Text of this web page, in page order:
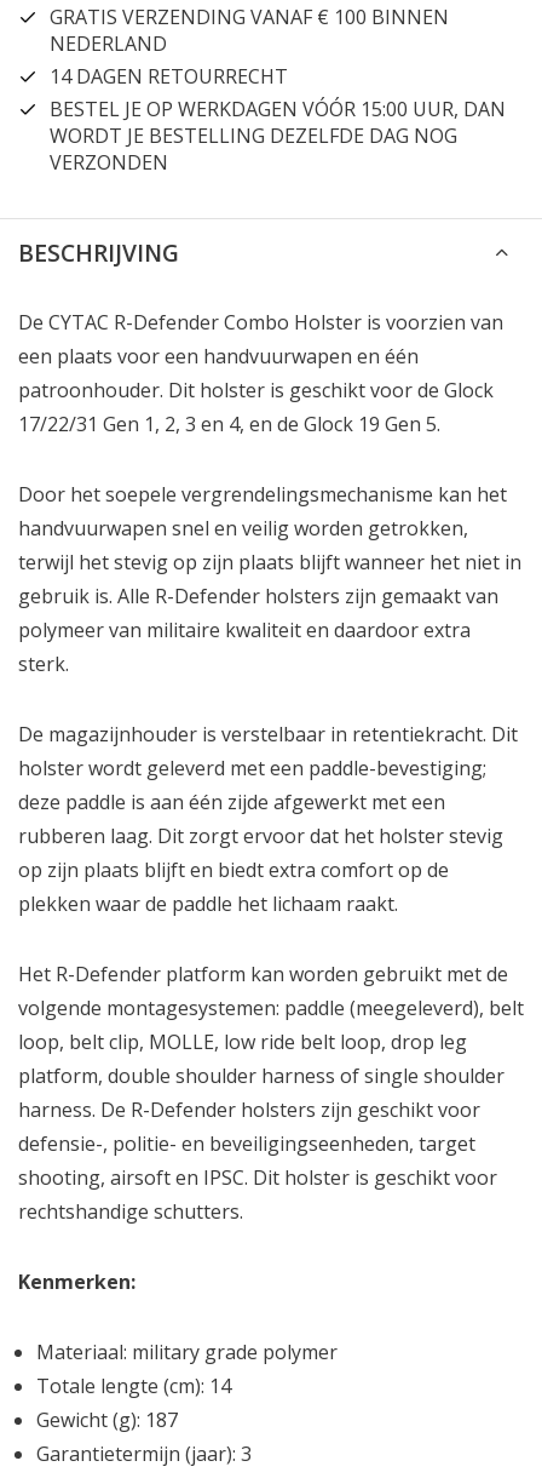
GRATIS VERZENDING VANAF € 100 BINNEN
NEDERLAND
14 DAGEN RETOURRECHT
BESTEL JE OP WERKDAGEN VÓÓR 15:00 UUR, DAN
WORDT JE BESTELLING DEZELFDE DAG NOG
VERZONDEN
BESCHRIJVING
De CYTAC R-Defender Combo Holster is voorzien van
een plaats voor een handvuurwapen en één
patroonhouder. Dit holster is geschikt voor de Glock
17/22/31 Gen 1, 2, 3 en 4, en de Glock 19 Gen 5.
Door het soepele vergrendelingsmechanisme kan het
handvuurwapen snel en veilig worden getrokken,
terwijl het stevig op zijn plaats blijft wanneer het niet in
gebruik is. Alle R-Defender holsters zijn gemaakt van
polymeer van militaire kwaliteit en daardoor extra
sterk.
De magazijnhouder is verstelbaar in retentiekracht. Dit
holster wordt geleverd met een paddle-bevestiging;
deze paddle is aan één zijde afgewerkt met een
rubberen laag. Dit zorgt ervoor dat het holster stevig
op zijn plaats blijft en biedt extra comfort op de
plekken waar de paddle het lichaam raakt.
Het R-Defender platform kan worden gebruikt met de
volgende montagesystemen: paddle (meegeleverd), belt
loop, belt clip, MOLLE, low ride belt loop, drop leg
platform, double shoulder harness of single shoulder
harness. De R-Defender holsters zijn geschikt voor
defensie-, politie- en beveiligingseenheden, target
shooting, airsoft en IPSC. Dit holster is geschikt voor
rechtshandige schutters.
Kenmerken:
Materiaal: military grade polymer
Totale lengte (cm): 14
Gewicht (g): 187
Garantietermijn (jaar): 3